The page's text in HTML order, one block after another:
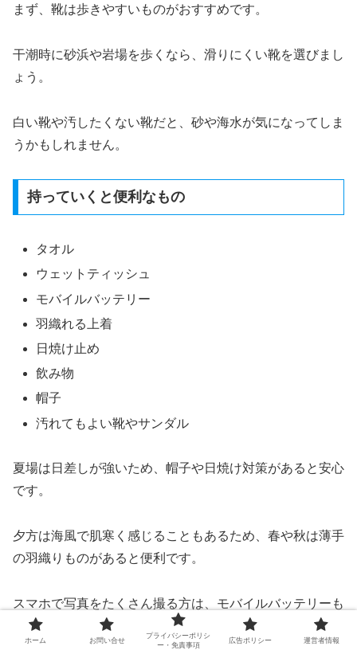
まず、靴は歩きやすいものがおすすめです。
干潮時に砂浜や岩場を歩くなら、滑りにくい靴を選びまし
ょう。
白い靴や汚したくない靴だと、砂や海水が気になってしま
うかもしれません。
持っていくと便利なもの
タオル
ウェットティッシュ
モバイルバッテリー
羽織れる上着
日焼け止め
飲み物
帽子
汚れてもよい靴やサンダル
夏場は日差しが強いため、帽子や日焼け対策があると安心
です。
夕方は海風で肌寒く感じることもあるため、春や秋は薄手
の羽織りものがあると便利です。
スマホで写真をたくさん撮る方は、モバイルバッテリーも
忘れないようにしましょう。
ホーム お問い合せ
プライバシーポリシ
ー・免責事項
広告ポリシー 運営者情報